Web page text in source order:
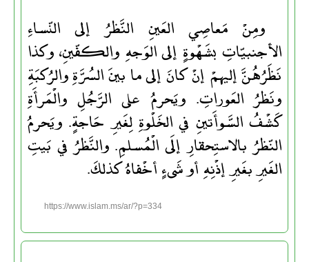
ومِنْ مَعاصِي العَينِ النَّظرُ إلى النّساءِ
الأجنبيّاتِ بشَهْوةٍ إلى الوَجهِ والكفّينِ، وكذا
نَظَرُهُنَّ إليهمْ إنْ كانَ إلى ما بينَ السُرَّةِ والرُكبَةِ
ونَظرُ العَوراتِ. ويَحرمُ على الرَّجُلِ والْمَرأَةِ
كَشْفُ السَّوأَتينِ في الخَلْوةِ لِغَيرِ حَاجةٍ. ويَحرمُ
النّظرُ بالاستِحقارِ إلَى الْمُسلمِ. والنَّظرُ في بَيتِ
الغَيرِ بغَيرِ إذْنِهِ أو شَىءٍ أخْفاهُ كذلكَ.
https://www.islam.ms/ar/?p=334